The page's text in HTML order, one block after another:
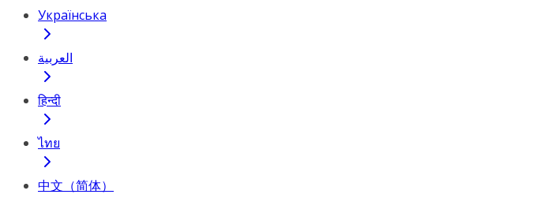
Українська
العربية
हिन्दी
ไทย
中文（简体）